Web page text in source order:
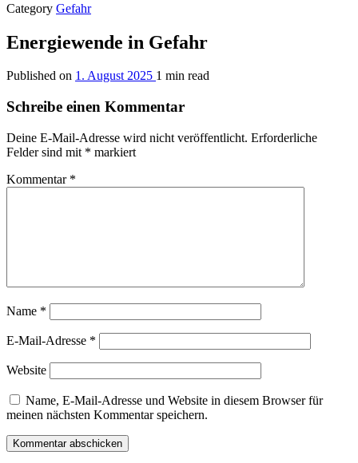
Category Gefahr
Energiewende in Gefahr
Published on 1. August 2025 1 min read
Schreibe einen Kommentar
Deine E-Mail-Adresse wird nicht veröffentlicht. Erforderliche
Felder sind mit * markiert
Kommentar *
Name *
E-Mail-Adresse *
Website
Name, E-Mail-Adresse und Website in diesem Browser für
meinen nächsten Kommentar speichern.